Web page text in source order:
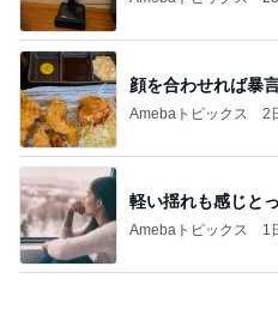
顔を合わせれば暴
Amebaトピックス 2
軽い揺れも感じと
Amebaトピックス 1